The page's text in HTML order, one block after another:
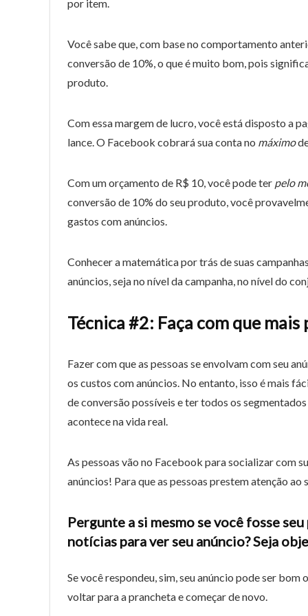
por item.
Você sabe que, com base no comportamento
conversão de 10%, o que é muito bom, pois
produto.
Com essa margem de lucro, você está disposto a
lance. O Facebook cobrará sua conta no máximo
Com um orçamento de R$ 10, você pode ter pelo
conversão de 10% do seu produto, você
gastos com anúncios.
Conhecer a matemática por trás de suas
anúncios, seja no nível da campanha, no nível do
Técnica #2: Faça com que
Fazer com que as pessoas se envolvam com seu
os custos com anúncios. No entanto, isso é mais
de conversão possíveis e ter todos os
acontece na vida real.
As pessoas vão no Facebook para socializar com
anúncios! Para que as pessoas prestem atenção
Pergunte a si mesmo se você fosse
notícias para ver seu anúncio? Seja
Se você respondeu, sim, seu anúncio pode ser
voltar para a prancheta e começar de novo.